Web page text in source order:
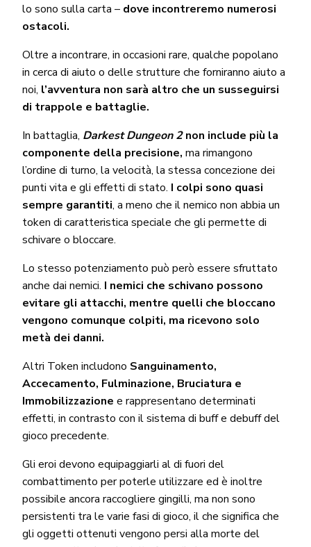
lo sono sulla carta – dove incontreremo numerosi
ostacoli.
Oltre a incontrare, in occasioni rare, qualche popolano
in cerca di aiuto o delle strutture che forniranno aiuto a
noi, l’avventura non sarà altro che un susseguirsi
di trappole e battaglie.
In battaglia, Darkest Dungeon 2non include più la
componente della precisione, ma rimangono
l’ordine di turno, la velocità, la stessa concezione dei
punti vita e gli effetti di stato. I colpi sono quasi
sempre garantiti, a meno che il nemico non abbia un
token di caratteristica speciale che gli permette di
schivare o bloccare.
Lo stesso potenziamento può però essere sfruttato
anche dai nemici. I nemici che schivano possono
evitare gli attacchi, mentre quelli che bloccano
vengono comunque colpiti, ma ricevono solo
metà dei danni.
Altri Token includono Sanguinamento,
Accecamento, Fulminazione, Bruciatura e
Immobilizzazione e rappresentano determinati
effetti, in contrasto con il sistema di buff e debuff del
gioco precedente.
Gli eroi devono equipaggiarli al di fuori del
combattimento per poterle utilizzare ed è inoltre
possibile ancora raccogliere gingilli, ma non sono
persistenti tra le varie fasi di gioco, il che significa che
gli oggetti ottenuti vengono persi alla morte del